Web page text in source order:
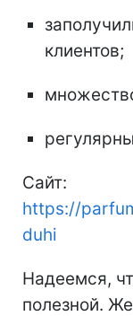
клиентов;
Сайт:
https://
duhi
Надеемся,
полезной.